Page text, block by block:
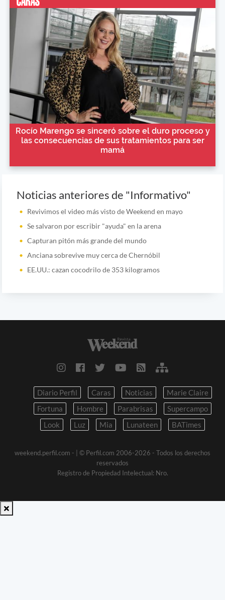
Rocío Marengo se sinceró sobre el duro proceso y
las consecuencias de sus tratamientos para ser
mamá
Noticias anteriores de "Informativo"
Revivimos el video más visto de Weekend en mayo
Se salvaron por escribir "ayuda" en la arena
Capturan pitón más grande del mundo
Anciana sobrevive muy cerca de Chernóbil
EE.UU.: cazan cocodrilo de 353 kilogramos
Diario Perfil Caras Noticias
Marie Claire
Fortuna
Hombre Parabrisas
Supercampo
Look
Luz Mia Lunateen BATimes
weekend.perfil.com -
| © Perfil.com 2006-2026 - Todos los derechos
reservados
Registro de Propiedad Intelectual: Nro.